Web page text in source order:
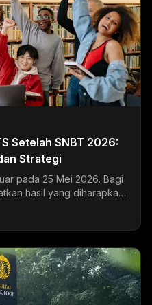
Setelah SNBT 2026:
Strategi
pada 25 Mei 2026. Bagi
hasil yang diharapkan,